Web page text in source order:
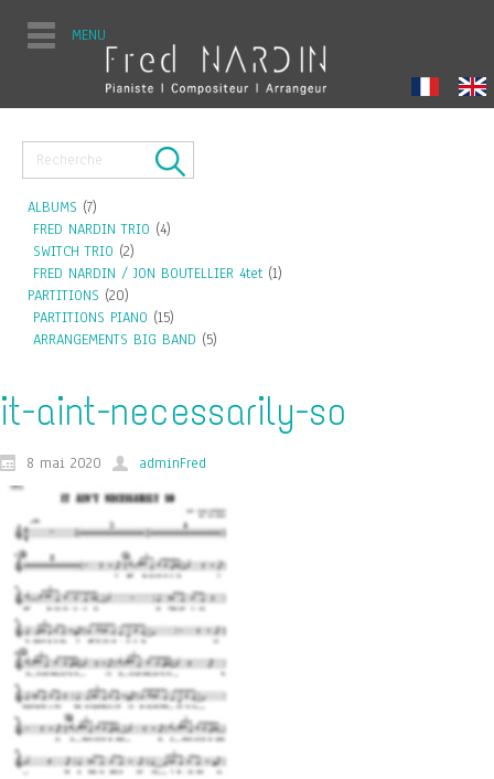
MENU
ALBUMS (7)
FRED NARDIN TRIO (4)
SWITCH TRIO (2)
FRED NARDIN / JON BOUTELLIER 4tet (1)
PARTITIONS (20)
PARTITIONS PIANO (15)
ARRANGEMENTS BIG BAND (5)
it-aint-necessarily-so
8 mai 2020 adminFred